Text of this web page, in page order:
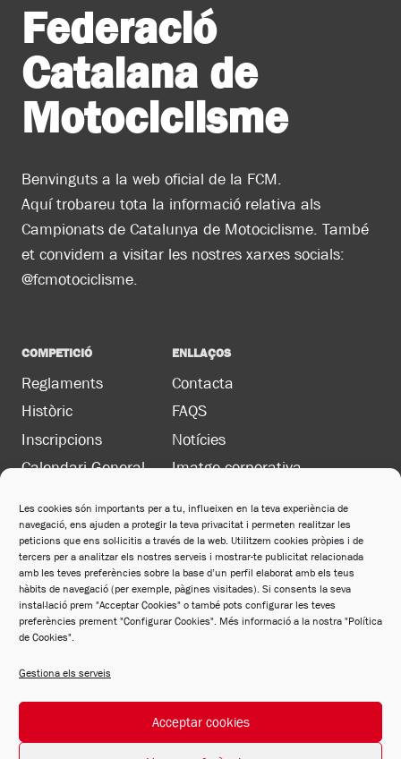
Les cookies són importants per a tu, influeixen en la teva experiència de
navegació, ens ajuden a protegir la teva privacitat i permeten realitzar les
peticions que ens sol·licitis a través de la web. Utilitzem cookies pròpies i de
tercers per a analitzar els nostres serveis i mostrar-te publicitat relacionada
amb les teves preferències sobre la base d’un perfil elaborat amb els teus
hàbits de navegació (per exemple, pàgines visitades). Si consents la seva
instal·lació prem "Acceptar Cookies" o també pots configurar les teves
preferències prement "Configurar Cookies". Més informació a la nostra "Política
de Cookies".
Gestiona els serveis
Acceptar cookies
Federació
Catalana de
Motociclisme
Benvinguts a la web oficial de la FCM.
Aquí trobareu tota la informació relativa als
Campionats de Catalunya de Motociclisme. També
et convidem a visitar les nostres xarxes socials:
@fcmotociclisme.
COMPETICIÓ
Reglaments
Històric
Inscripcions
Calendari General
ENLLAÇOS
Contacta
FAQS
Notícies
Imatge corporativa
LEGAL
Política de privacitat
Política de cookies
Avís legal
Política de xarxes socials